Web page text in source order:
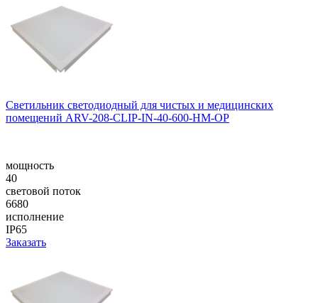
Светильник светодиодный для чистых и медицинских
помещений ARV-208-CLIP-IN-40-600-НM-OP
мощность
40
световой поток
6680
исполнение
IP65
Заказать